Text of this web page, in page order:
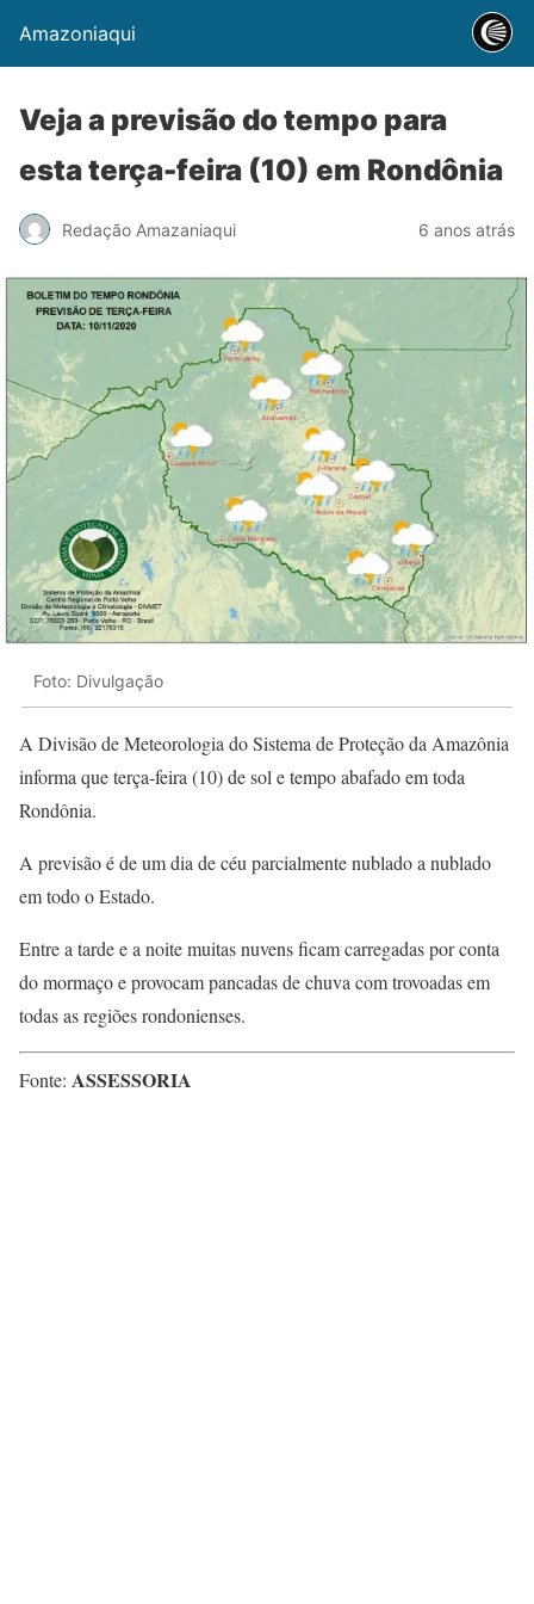
Amazoniaqui
Veja a previsão do tempo para
esta terça-feira (10) em Rondônia
Redação Amazaniaqui 6 anos atrás
Foto: Divulgação
A Divisão de Meteorologia do Sistema de Proteção da Amazônia
informa que terça-feira (10) de sol e tempo abafado em toda
Rondônia.
A previsão é de um dia de céu parcialmente nublado a nublado
em todo o Estado.
Entre a tarde e a noite muitas nuvens ficam carregadas por conta
do mormaço e provocam pancadas de chuva com trovoadas em
todas as regiões rondonienses.
Fonte: ASSESSORIA